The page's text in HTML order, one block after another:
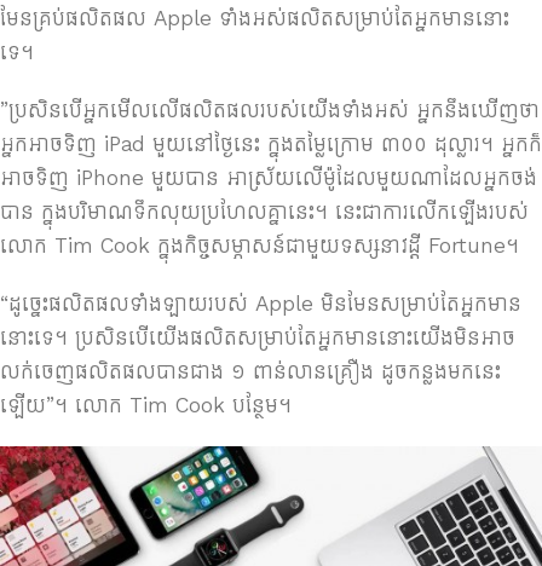
មែន​គ្រប់​ផលិតផល​ Apple ​ទាំង​អស់​ផលិត​សម្រាប់​តែ​អ្នក​មាន​នោះ​
ទេ។
​”ប្រសិន​បើ​អ្នក​មើល​​លើ​ផលិតផល​របស់​យើង​ទាំង​អស់ អ្នក​នឹង​ឃើញ​ថា​
អ្នក​អាច​ទិញ​ iPad មួយ​​​នៅ​ថ្ងៃ​នេះ​ ក្នុង​តម្លៃ​ក្រោម​ ៣០០ ដុល្លារ។ អ្នក​​ក៏​
អាច​ទិញ​ iPhone មួយ​បាន​ អាស្រ័យ​លើ​​ម៉ូដែល​មួយ​ណា​ដែល​អ្នក​ចង់​
បាន ក្នុង​​​បរិមាណ​ទឹក​លុយ​ប្រហែល​គ្នា​នេះ។ នេះ​ជា​ការ​លើក​ឡើង​របស់​
លោក​ Tim Cook ក្នុង​កិច្ច​សម្ភាសន៍​ជា​មួយ​ទស្សនាវដ្ដី​ Fortune។
“ដូច្នេះ​​ផលិតផល​ទាំង​ឡាយ​របស់​ Apple មិន​មែន​សម្រាប់​តែ​អ្នក​មាន​​
នោះ​ទេ។ ប្រសិន​បើ​យើង​ផលិត​សម្រាប់​តែ​អ្នក​មាន​នោះ​យើង​មិន​អាច​
លក់​ចេញ​ផលិតផល​បាន​ជាង ១ ​​ពាន់​លាន​គ្រឿង ដូច​កន្លង​មក​នេះ​
ឡើយ​”។ ​លោក​ Tim Cook បន្ថែម។